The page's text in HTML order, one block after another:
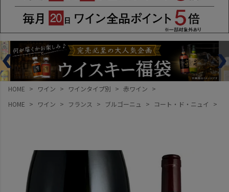
HOME ワイン ワインタイプ別
赤ワイン
HOME
ワイン フランス ブルゴーニュ コート・ド・ニュイ